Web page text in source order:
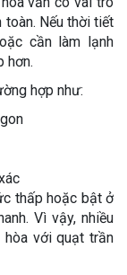
toàn. Nếu thời tiết
cần làm lạnh
hơn.
hợp như:
thấp hoặc bật ở
Vì vậy, nhiều
hòa với quạt trần